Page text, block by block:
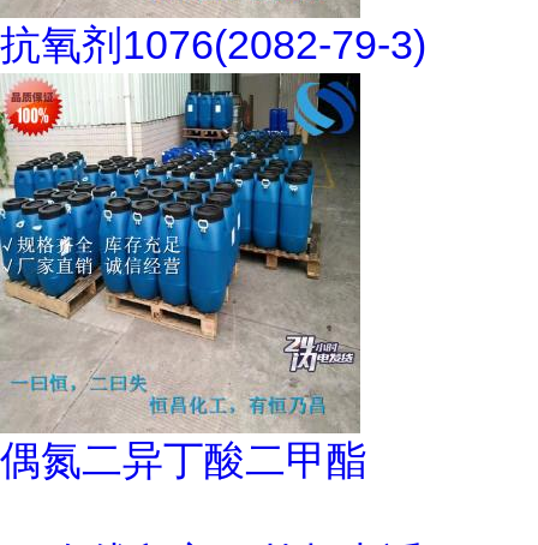
抗氧剂1076(2082-79-3)
偶氮二异丁酸二甲酯